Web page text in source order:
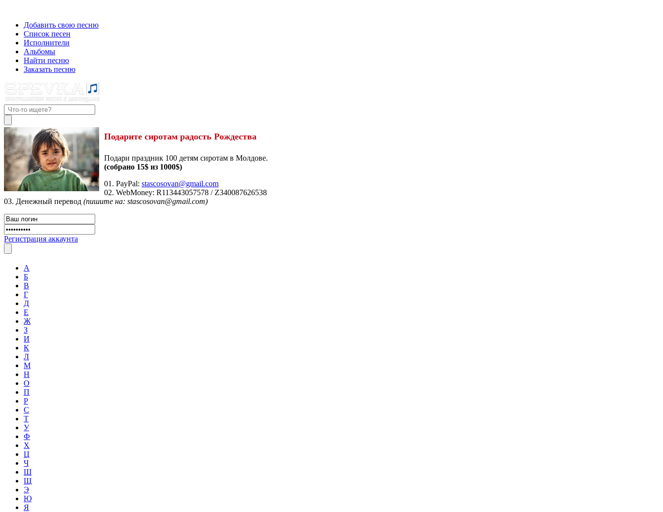
Добавить свою песню
Список песен
Исполнители
Альбомы
Найти песню
Заказать песню
Подарите сиротам радость Рождества
Подари праздник 100 детям сиротам в Молдове.
(собрано 15$ из 1000$)
01. PayPal:stascosovan@gmail.com
02. WebMoney:R113443057578 / Z340087626538
03. Денежный перевод (пишите на: stascosovan@gmail.com)
Регистрация аккаунта
А
Б
В
Г
Д
Е
Ж
З
И
К
Л
М
Н
О
П
Р
С
Т
У
Ф
Х
Ц
Ч
Ш
Щ
Э
Ю
Я